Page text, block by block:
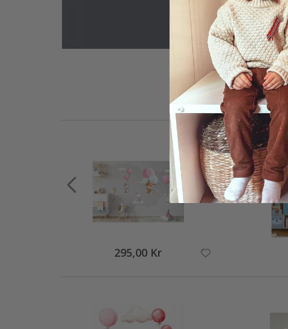
295,00 Kr